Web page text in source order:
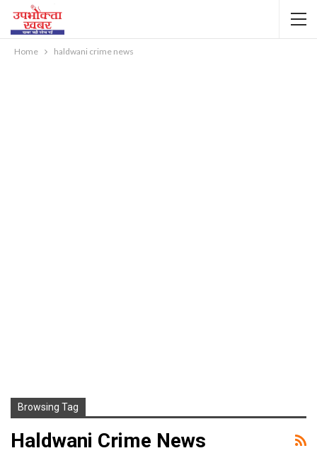
Home haldwani crime news
Browsing Tag
Haldwani Crime News